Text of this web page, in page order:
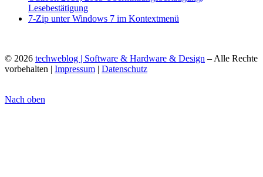
Lesebestätigung
7-Zip unter Windows 7 im Kontextmenü
© 2026 techweblog | Software & Hardware & Design – Alle Rechte
vorbehalten | Impressum | Datenschutz
Nach oben